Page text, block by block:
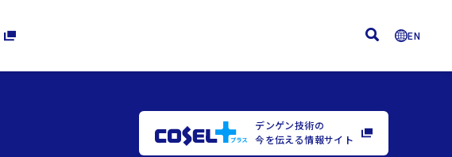
EN
デンゲン技術の
今を伝える情報サイト